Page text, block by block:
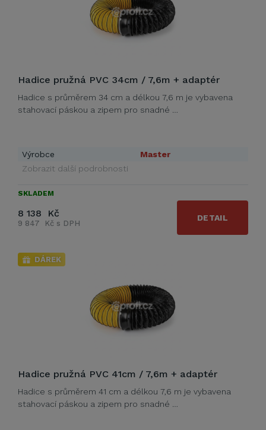
Hadice pružná PVC 34cm / 7,6m + adaptér
Hadice s průměrem 34 cm a délkou 7,6 m je vybavena
stahovací páskou a zipem pro snadné …
Výrobce
Master
Zobrazit další podrobnosti
SKLADEM
8 138 Kč
9 847 Kč s DPH
DETAIL
DÁREK
Hadice pružná PVC 41cm / 7,6m + adaptér
Hadice s průměrem 41 cm a délkou 7,6 m je vybavena
stahovací páskou a zipem pro snadné …